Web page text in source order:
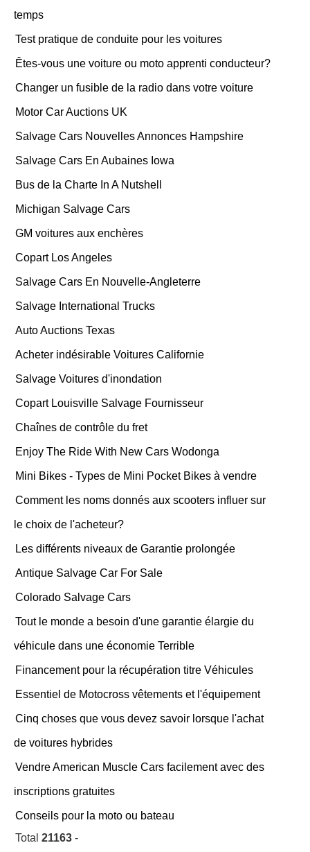
temps
Test pratique de conduite pour les voitures
Êtes-vous une voiture ou moto apprenti conducteur?
Changer un fusible de la radio dans votre voiture
Motor Car Auctions UK
Salvage Cars Nouvelles Annonces Hampshire
Salvage Cars En Aubaines Iowa
Bus de la Charte In A Nutshell
Michigan Salvage Cars
GM voitures aux enchères
Copart Los Angeles
Salvage Cars En Nouvelle-Angleterre
Salvage International Trucks
Auto Auctions Texas
Acheter indésirable Voitures Californie
Salvage Voitures d'inondation
Copart Louisville Salvage Fournisseur
Chaînes de contrôle du fret
Enjoy The Ride With New Cars Wodonga
Mini Bikes - Types de Mini Pocket Bikes à vendre
Comment les noms donnés aux scooters influer sur
le choix de l'acheteur?
Les différents niveaux de Garantie prolongée
Antique Salvage Car For Sale
Colorado Salvage Cars
Tout le monde a besoin d'une garantie élargie du
véhicule dans une économie Terrible
Financement pour la récupération titre Véhicules
Essentiel de Motocross vêtements et l'équipement
Cinq choses que vous devez savoir lorsque l'achat
de voitures hybrides
Vendre American Muscle Cars facilement avec des
inscriptions gratuites
Conseils pour la moto ou bateau
Total 21163 -